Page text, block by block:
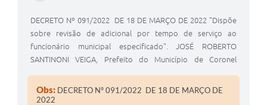
DECRETO Nº 091/2022 DE 18 DE MARÇO DE 2022 "Dispõe
sobre revisão de adicional por tempo de serviço ao
funcionário municipal especificado". JOSÉ ROBERTO
SANTINONI VEIGA, Prefeito do Município de Coronel
legais de seu cargo.
Obs: DECRETO Nº 091/2022 DE 18 DE MARÇO DE
2022